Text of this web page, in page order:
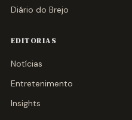
Diário do Brejo
EDITORIAS
Notícias
Entretenimento
Insights